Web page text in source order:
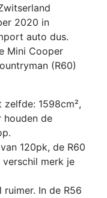
2020 in
auto dus.
Mini Cooper
(R60)
1598cm²,
houden de
120pk, de R60
merk je
In de R56